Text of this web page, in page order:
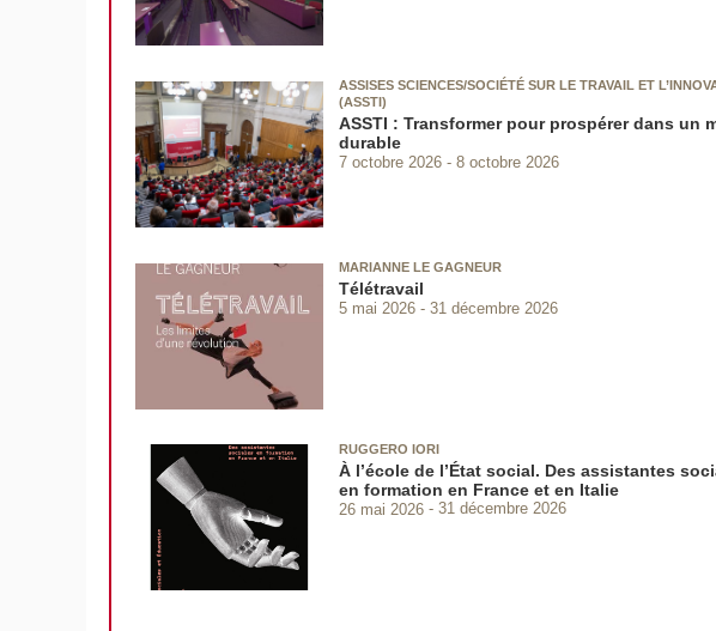
ASSISES SCIENCES/SOCIÉTÉ SUR LE TRAVAIL ET
(ASSTI)
ASSTI : Transformer pour prospérer dans un
durable
7 octobre 2026 8 octobre 2026
MARIANNE LE GAGNEUR
Télétravail
5 mai 2026 31 décembre 2026
RUGGERO IORI
À l’école de l’État social. Des assistantes
en formation en France et en Italie
26 mai 2026 31 décembre 2026